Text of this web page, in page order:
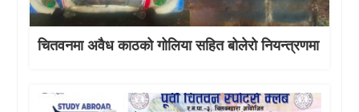
चितवनमा अवैध काठको गोलिया सहित बोलेरो नियन्त्रणमा